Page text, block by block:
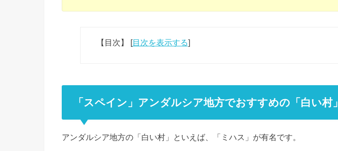
【目次】 [目次を表示する]
「スペイン」アンダルシア地方でおすすめの「白い村」
アンダルシア地方の「白い村」といえば、「ミハス」が有名です。